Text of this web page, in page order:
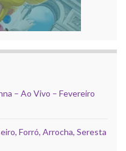
– Ao Vivo – Fevereiro
Forró, Arrocha, Seresta